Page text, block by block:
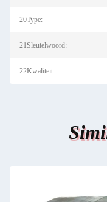
20Type:
21Sleutelwoord:
22Kwaliteit: